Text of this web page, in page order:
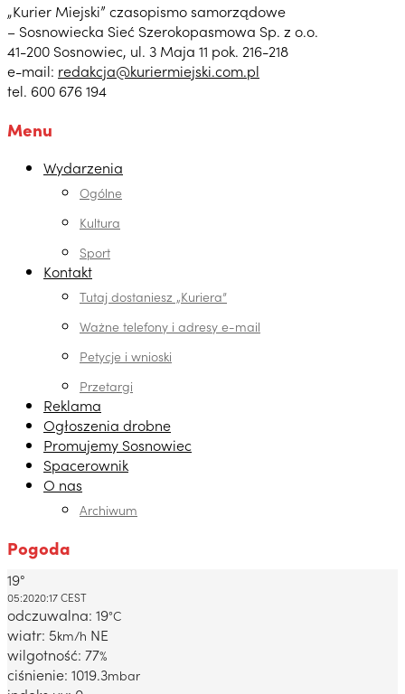
„Kurier Miejski” czasopismo samorządowe
– Sosnowiecka Sieć Szerokopasmowa Sp. z o.o.
41-200 Sosnowiec, ul. 3 Maja 11 pok. 216-218
e-mail: redakcja@kuriermiejski.com.pl
tel. 600 676 194
Menu
Wydarzenia
Ogólne
Kultura
Sport
Kontakt
Tutaj dostaniesz „Kuriera”
Ważne telefony i adresy e-mail
Petycje i wnioski
Przetargi
Reklama
Ogłoszenia drobne
Promujemy Sosnowiec
Spacerownik
O nas
Archiwum
Pogoda
Dabrowa Gornicza, PL
19°
05:2020:17 CEST
odczuwalna: 19°C
wiatr: 5km/h NE
wilgotność: 77%
ciśnienie: 1019.3mbar